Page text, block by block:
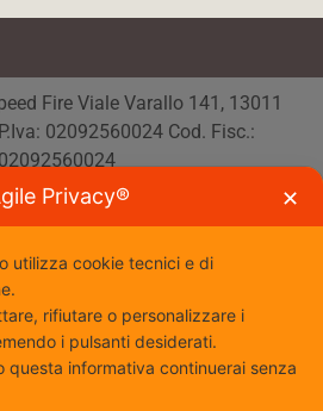
Fire Viale Varallo 141, 13011
02092560024 Cod. Fisc.:
02092560024
i diritti riservati
affiliata al Coniwww.coni.it
Privacy® ✕
utilizza cookie tecnici e di
rifiutare o personalizzare i
i pulsanti desiderati.
questa informativa continuerai senza